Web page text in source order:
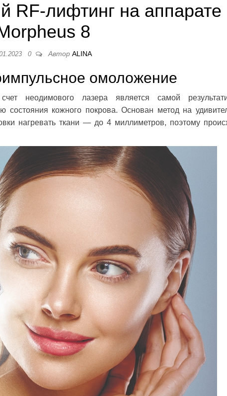
RF-лифтинг на аппарате
8
0 АвторALINA
омоложение
неодимового лазера является самой
состояния кожного покрова. Основан метод на
нагревать ткани — до 4 миллиметров, поэтому